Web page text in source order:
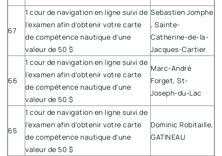
67
1 cour de navigation en ligne suivi de
l'examen afin d'obtenir votre carte
de compétence nautique d'une
valeur de 50 $
Sebastien Jomphe
, Sainte-
Catherine-de-la-
Jacques-Cartier
66
1 cour de navigation en ligne suivi de
l'examen afin d'obtenir votre carte
de compétence nautique d'une
valeur de 50 $
Marc-André
Forget, St-
Joseph-du-Lac
65
1 cour de navigation en ligne suivi de
l'examen afin d'obtenir votre carte
de compétence nautique d'une
valeur de 50 $
Dominic Robitaille,
GATINEAU